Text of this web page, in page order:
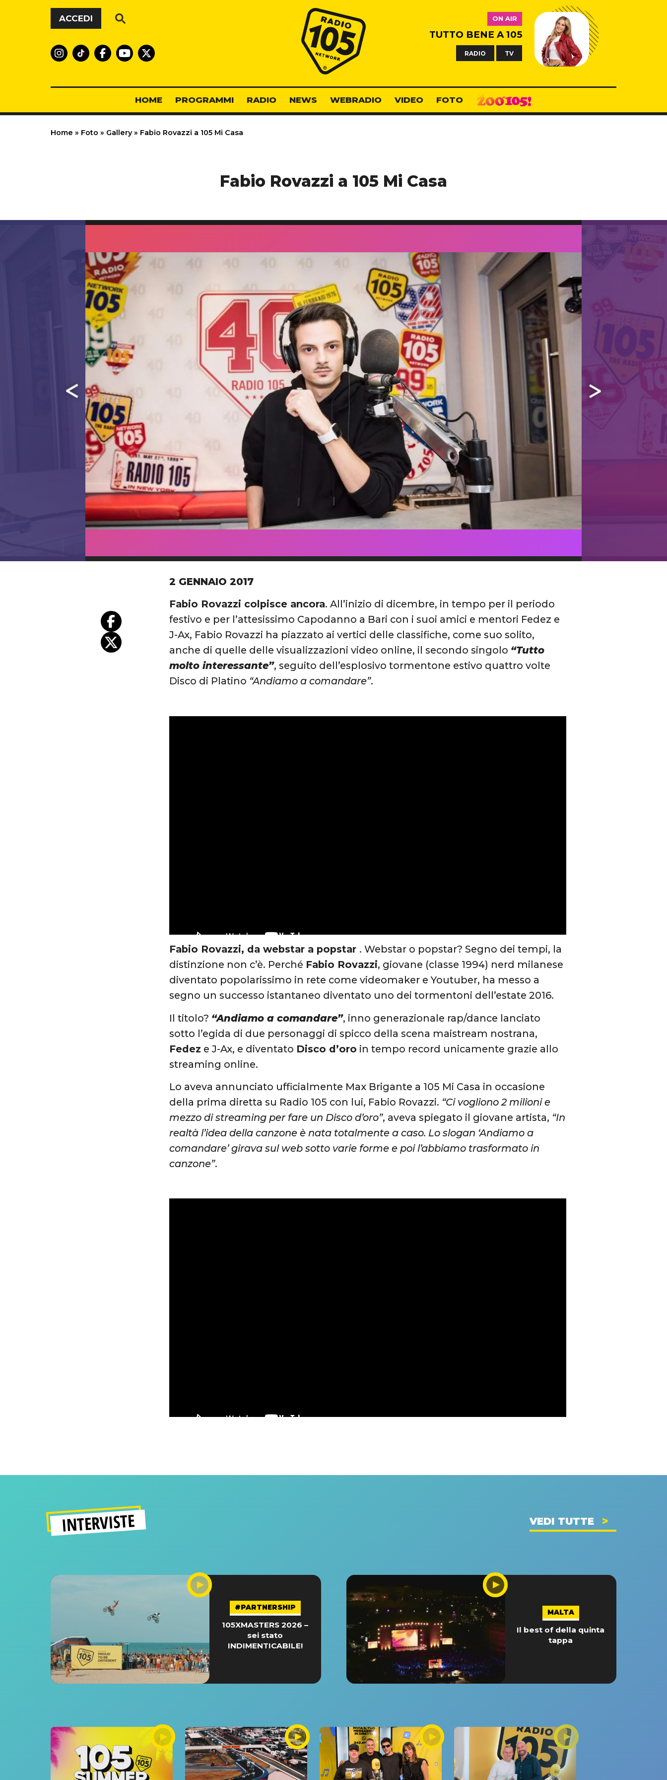
Vai al contenuto
ACCEDI
Radio 105
ON AIR
TUTTO BENE A 105
RADIO TV
HOME PROGRAMMI RADIO NEWS WEBRADIO VIDEO FOTO
Home » Foto » Gallery » Fabio Rovazzi a 105 Mi Casa
Fabio Rovazzi a 105 Mi Casa
2 GENNAIO 2017
Fabio Rovazzi colpisce ancora. All’inizio di dicembre, in tempo per il periodo
festivo e per l’attesissimo Capodanno a Bari con i suoi amici e mentori Fedez e
J-Ax, Fabio Rovazzi ha piazzato ai vertici delle classifiche, come suo solito,
anche di quelle delle visualizzazioni video online, il secondo singolo “Tutto
molto interessante”, seguito dell’esplosivo tormentone estivo quattro volte
Disco di Platino “Andiamo a comandare”.
Fabio Rovazzi, da webstar a popstar . Webstar o popstar? Segno dei tempi, la
distinzione non c’è. Perché Fabio Rovazzi, giovane (classe 1994) nerd milanese
diventato popolarissimo in rete come videomaker e Youtuber, ha messo a
segno un successo istantaneo diventato uno dei tormentoni dell’estate 2016.
Il titolo? “Andiamo a comandare”, inno generazionale rap/dance lanciato
sotto l’egida di due personaggi di spicco della scena maistream nostrana,
Fedez e J-Ax, e diventato Disco d’oro in tempo record unicamente grazie allo
streaming online.
Lo aveva annunciato ufficialmente Max Brigante a 105 Mi Casa in occasione
della prima diretta su Radio 105 con lui, Fabio Rovazzi. “Ci vogliono 2 milioni e
mezzo di streaming per fare un Disco d’oro”, aveva spiegato il giovane artista, “In
realtà l’idea della canzone è nata totalmente a caso. Lo slogan ‘Andiamo a
comandare’ girava sul web sotto varie forme e poi l’abbiamo trasformato in
canzone”.
INTERVISTE VEDI TUTTE
#PARTNERSHIP
105XMASTERS 2026 –
sei stato
INDIMENTICABILE!
MALTA
Il best of della quinta
tappa